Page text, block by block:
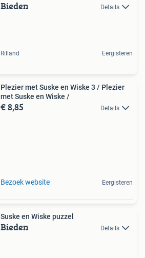
Bieden Details
Rilland Eergisteren
Plezier met Suske en Wiske 3 / Plezier
met Suske en Wiske /
€ 8,85 Details
Bezoek website Eergisteren
Suske en Wiske puzzel
Bieden Details